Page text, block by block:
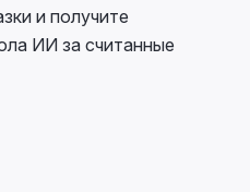
и получите
ИИ за считанные